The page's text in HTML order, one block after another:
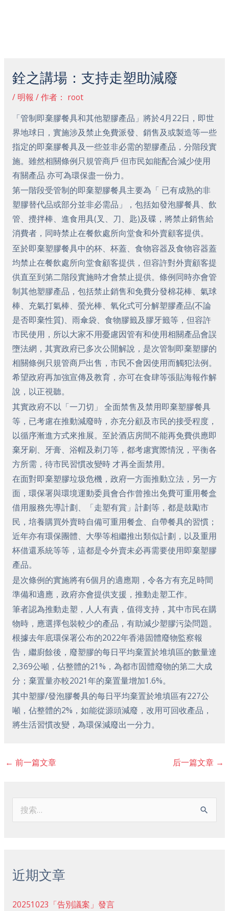
銓之講場：支持走塑助減廢
/ 明報 / 作者： root
「管制即棄膠餐具和其他塑膠產品」將於4月22日，即世
界地球日，實施涉及禁止免費派發、銷售及或製造等一些
指定的即棄膠餐具及一些並非必需的塑膠產品，分階段實
施。雖然相關條例只規管商戶 但市民如能配合減少使用
有關產品 亦可為環保盡一份力。
第一階段受管制的即棄塑膠餐具主要為「 已有成熟的非
塑膠替代品或部分並非必需品」，包括如發泡膠餐具、飲
管、攪拌棒、進食用具(叉、刀、匙)及碟，將禁止銷售給
消費者，同時禁止在餐飲處所向堂食和外賣顧客提供。
至於即棄塑膠餐具中的杯、杯蓋、食物容器及食物容器蓋
均禁止在餐飲處所向堂食顧客提供，但容許對外賣顧客提
供直至到第二階段實施時才會禁止提供。條例同時亦會管
制其他塑膠產品，包括禁止銷售和免費分發棉花棒、氣球
棒、充氣打氣棒、螢光棒、氧化式可分解塑膠產品(不論
是否即棄性質)、雨傘袋、食物膠籤及膠牙籤等，但容許
市民使用，所以大家不用憂慮因管有和使用相關產品會誤
墮法網，其實政府已多次公開解說，是次管制即棄塑膠的
相關條例只規管商戶出售，市民不會因使用而觸犯法例。
希望政府再加強宣傳及教育，亦可在食肆等張貼海報作解
說，以正視聽。
其實政府不以「一刀切」 全面禁售及禁用即棄塑膠餐具
等，已考慮在推動減廢時，亦充分顧及市民的接受程度，
以循序漸進方式來推展。至於酒店房間不能再免費供應即
棄牙刷、牙膏、浴帽及剃刀等，都考慮實際情況，平衡各
方所需，待市民習慣改變時 才再全面禁用。
在面對即棄塑膠垃圾危機，政府一方面推動立法，另一方
面，環保署與環境運動委員會合作曾推出免費可重用餐盒
借用服務先導計劃、「走塑有賞」計劃等，都是鼓勵市
民，培養購買外賣時自備可重用餐盒、自帶餐具的習慣；
近年亦有環保團體、大學等相繼推出類似計劃，以及重用
杯借還系統等等，這都是令外賣未必再需要使用即棄塑膠
產品。
是次條例的實施將有6個月的適應期，令各方有充足時間
準備和適應，政府亦會提供支援，推動走塑工作。
筆者認為推動走塑，人人有責，值得支持，其中市民在購
物時，應選擇包裝較少的產品，有助減少塑膠污染問題。
根據去年底環保署公布的2022年香港固體廢物監察報
告，繼廚餘後，廢塑膠的每日平均棄置於堆填區的數量達
2,369公噸，佔整體的21%，為都市固體廢物的第二大成
分；棄置量亦較2021年的棄置量增加1.6%。
其中塑膠/發泡膠餐具的每日平均棄置於堆填區有227公
噸，佔整體的2%，如能從源頭減廢，改用可回收產品，
將生活習慣改變，為環保減廢出一分力。
← 前一篇文章 后一篇文章 →
近期文章
20251023「告別議案」發言